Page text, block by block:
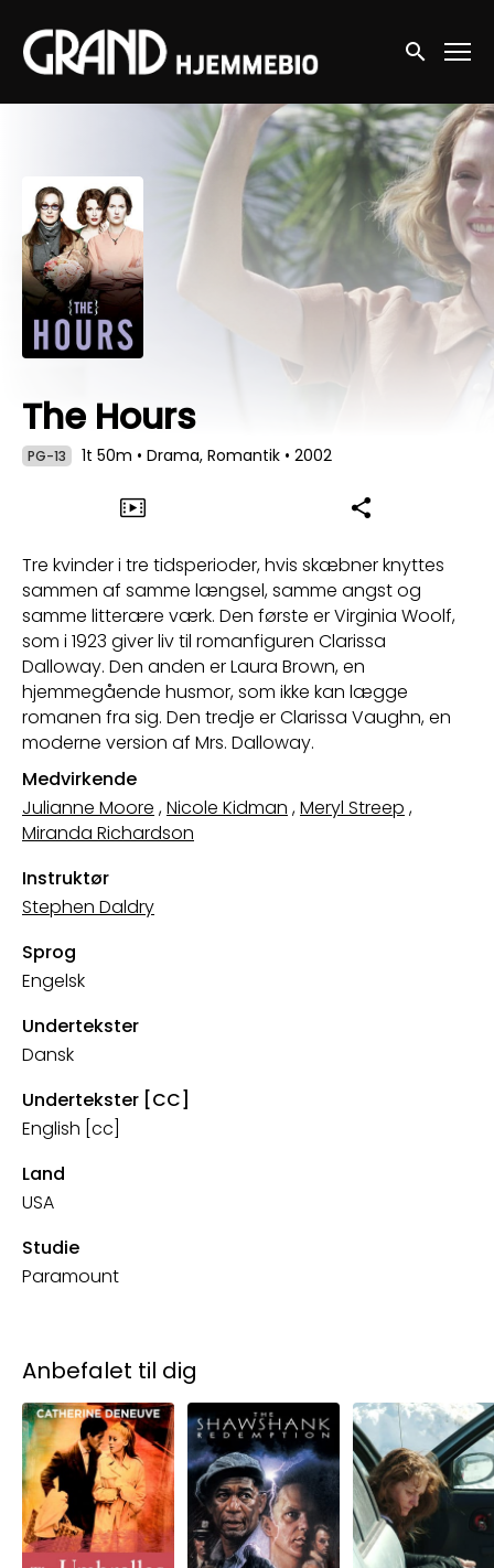
Accessibility Links
Søg nu
The Hours
PG-13 1t 50m • Drama, Romantik • 2002
Tre kvinder i tre tidsperioder, hvis skæbner knyttes
sammen af samme længsel, samme angst og
samme litterære værk. Den første er Virginia Woolf,
som i 1923 giver liv til romanfiguren Clarissa
Dalloway. Den anden er Laura Brown, en
hjemmegående husmor, som ikke kan lægge
romanen fra sig. Den tredje er Clarissa Vaughn, en
moderne version af Mrs. Dalloway.
Medvirkende
Julianne Moore ,Nicole Kidman ,Meryl Streep ,
Miranda Richardson
Instruktør
Stephen Daldry
Sprog
Engelsk
Undertekster
Dansk
Undertekster [CC]
English [cc]
Land
USA
Studie
Paramount
Anbefalet til dig